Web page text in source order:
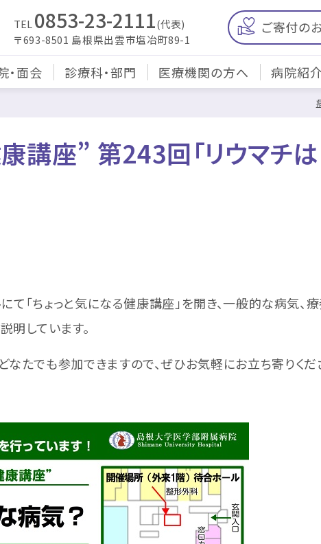
TEL 0853-23-2111(代表)
〒693-8501 島根県出雲市塩冶町89-1
ご寄付の
・面会 診療科・部門 医療機関の方へ 病院紹
講座” 第243回「リウマチ
「ちょっと気になる健康講座」を開き、一般的な病気
明しています。
たでも参加できますので、ぜひお気軽にお立ち寄りくだ